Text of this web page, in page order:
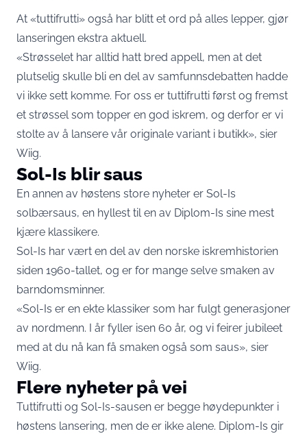
At «tuttifrutti» også har blitt et ord på alles lepper, gjør
lanseringen ekstra aktuell.
«Strøsselet har alltid hatt bred appell, men at det
plutselig skulle bli en del av samfunnsdebatten hadde
vi ikke sett komme. For oss er tuttifrutti først og fremst
et strøssel som topper en god iskrem, og derfor er vi
stolte av å lansere vår originale variant i butikk», sier
Wiig.
Sol-Is blir saus
En annen av høstens store nyheter er Sol-Is
solbærsaus, en hyllest til en av Diplom-Is sine mest
kjære klassikere.
Sol-Is har vært en del av den norske iskremhistorien
siden 1960-tallet, og er for mange selve smaken av
barndomsminner.
«Sol-Is er en ekte klassiker som har fulgt generasjoner
av nordmenn. I år fyller isen 60 år, og vi feirer jubileet
med at du nå kan få smaken også som saus», sier
Wiig.
Flere nyheter på vei
Tuttifrutti og Sol-Is-sausen er begge høydepunkter i
høstens lansering, men de er ikke alene. Diplom-Is gir